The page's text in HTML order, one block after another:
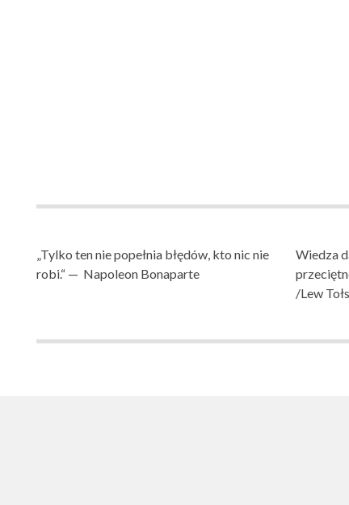
„Tylko ten nie popełnia błędów, kto nic nie
robi.“ — Napoleon Bonaparte
Wiedza
/Lew